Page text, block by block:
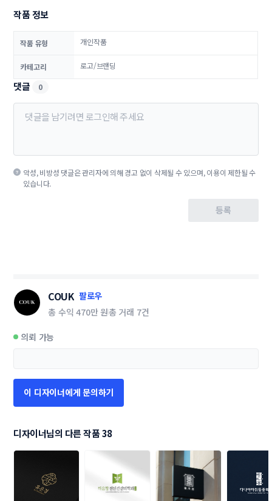
작품 정보
작품 유형 개인작품
카테고리 로고/브랜딩
댓글 0
악성, 비방성 댓글은 관리자에 의해 경고 없이 삭제될 수 있으며, 이용이 제한될 수
있습니다.
등록
COUK 팔로우
총 수익 470만 원총 거래 7건
의뢰 가능
이 디자이너에게 문의하기
디자이너님의 다른 작품 38